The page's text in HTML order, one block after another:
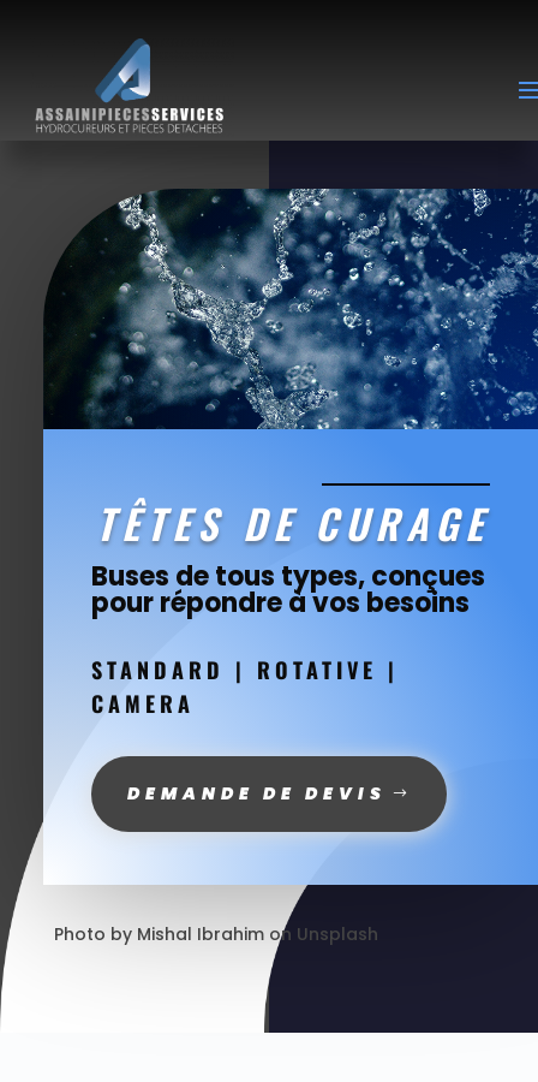
TÊTES DE CURAGE
Buses de tous types, conçues
pour répondre à vos besoins
STANDARD | ROTATIVE |
CAMERA
DEMANDE DE DEVIS
Photo by Mishal Ibrahimon Unsplash